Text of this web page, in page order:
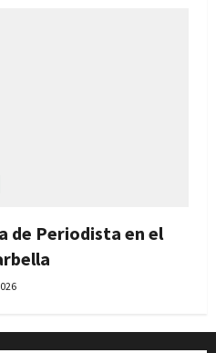
de Periodista en el